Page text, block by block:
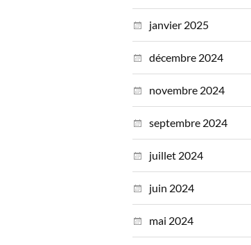
janvier 2025
décembre 2024
novembre 2024
septembre 2024
juillet 2024
juin 2024
mai 2024